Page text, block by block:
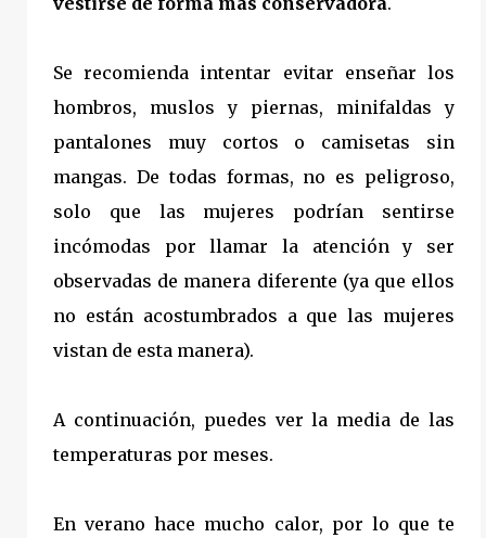
Se recomienda intentar evitar enseñar los
hombros, muslos y piernas, minifaldas y
pantalones muy cortos o camisetas sin
mangas. De todas formas, no es peligroso,
solo que las mujeres podrían sentirse
incómodas por llamar la atención y ser
observadas de manera diferente (ya que ellos
no están acostumbrados a que las mujeres
vistan de esta manera).
A continuación, puedes ver la media de las
temperaturas por meses.
En verano hace mucho calor, por lo que te